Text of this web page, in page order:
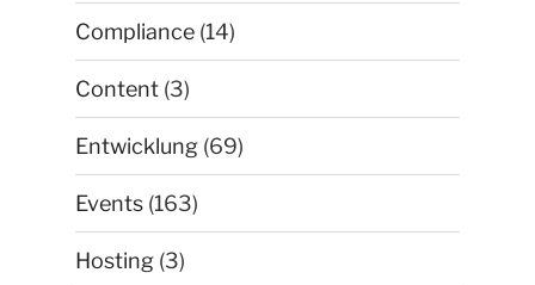
Compliance (14)
Content (3)
Entwicklung (69)
Events (163)
Hosting (3)